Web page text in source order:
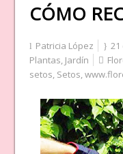
CÓMO
Patricia López 21
Plantas, Jardín
setos, Setos,